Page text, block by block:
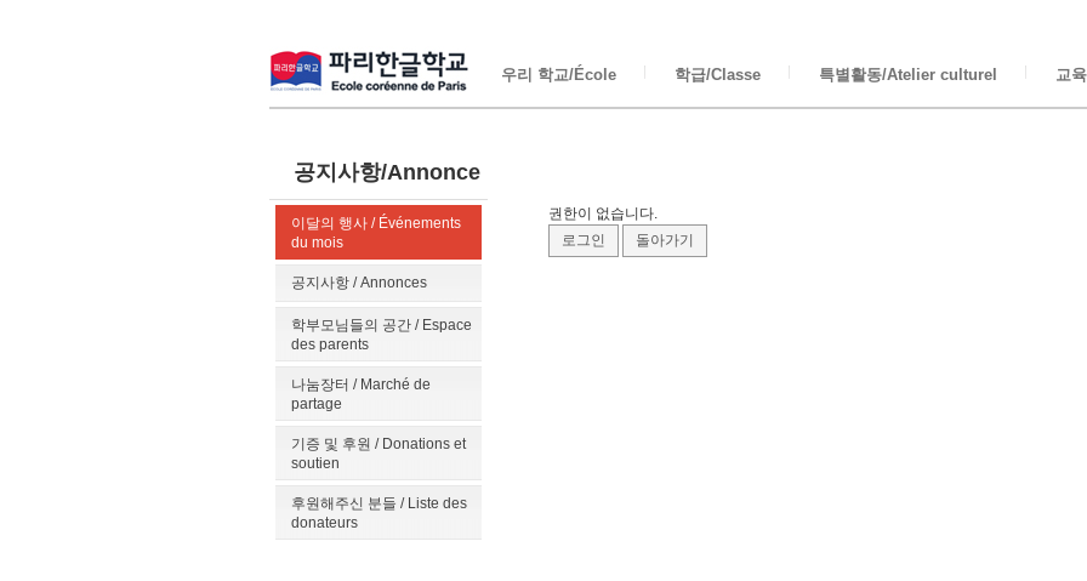
우리 학교/École 학급/Classe 특별활동/Atelier culturel 교
공지사항/Annonce
이달의 행사 / Événements
du mois
공지사항 / Annonces
학부모님들의 공간 / Espace
des parents
나눔장터 / Marché de
partage
기증 및 후원 / Donations et
soutien
후원해주신 분들 / Liste des
donateurs
권한이 없습니다.
로그인
돌아가기